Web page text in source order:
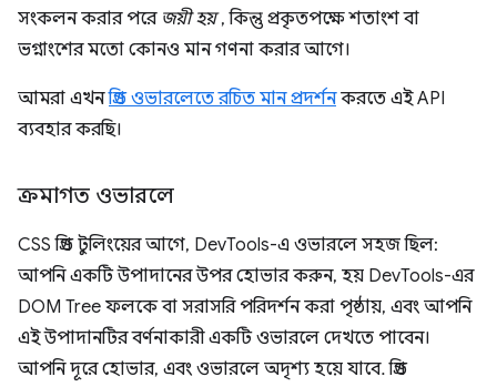
সংকলন করার পরে জয়ী হয়, কিন্তু প্রকৃতপক্ষে শতাংশ বা
ভগ্নাংশের মতো কোনও মান গণনা করার আগে।
আমরা এখনগ্রিড ওভারলেতে রচিত মান প্রদর্শনকরতে এই API
ব্যবহার করছি।
ক্রমাগত ওভারলে
CSS গ্রিড টুলিংয়ের আগে, DevTools-এ ওভারলে সহজ ছিল:
আপনি একটি উপাদানের উপর হোভার করুন, হয় DevTools-এর
DOM Tree ফলকে বা সরাসরি পরিদর্শন করা পৃষ্ঠায়, এবং আপনি
এই উপাদানটির বর্ণনাকারী একটি ওভারলে দেখতে পাবেন।
আপনি দূরে হোভার, এবং ওভারলে অদৃশ্য হয়ে যাবে. গ্রিড